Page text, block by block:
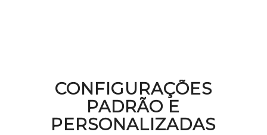
CONFIGURAÇÕES
PADRÃO E
PERSONALIZADAS